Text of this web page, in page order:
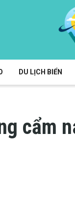
DU LỊCH BIỂN
cẩm